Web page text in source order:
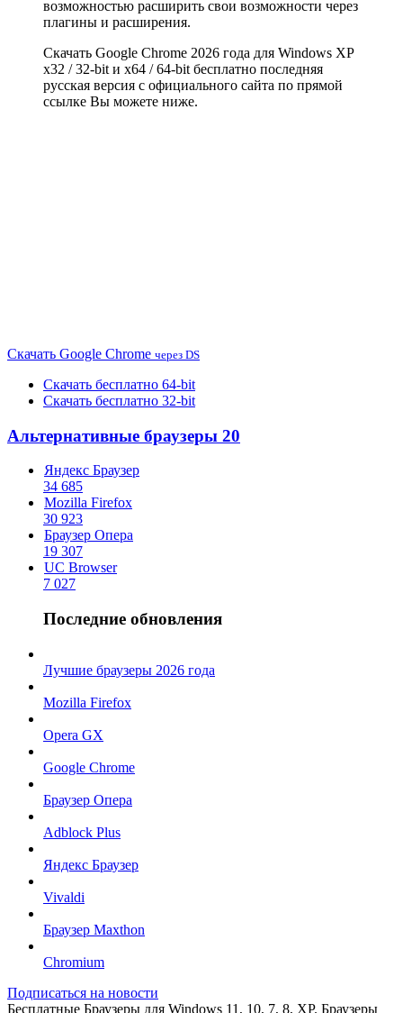
возможностью расширить свои возможности через
плагины и расширения.
Скачать Google Chrome 2026 года для Windows XP
x32 / 32-bit и x64 / 64-bit бесплатно последняя
русская версия с официального сайта по прямой
ссылке Вы можете ниже.
Скачать Google Chrome через DS
Скачать бесплатно 64-bit
Скачать бесплатно 32-bit
Альтернативные браузеры 20
Яндекс Браузер
34 685
Mozilla Firefox
30 923
Браузер Опера
19 307
UC Browser
7 027
Последние обновления
Лучшие браузеры 2026 года
Mozilla Firefox
Opera GX
Google Chrome
Браузер Опера
Adblock Plus
Яндекс Браузер
Vivaldi
Браузер Maxthon
Chromium
Подписаться на новости
Бесплатные Браузеры для Windows 11, 10, 7, 8, XP. Браузеры